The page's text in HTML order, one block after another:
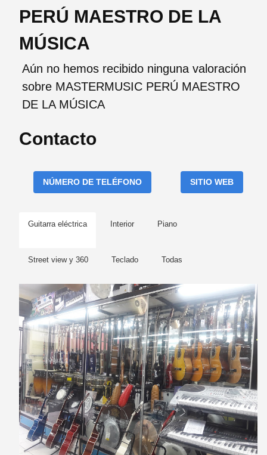
PERÚ MAESTRO DE LA
MÚSICA
Aún no hemos recibido ninguna valoración
sobre MASTERMUSIC PERÚ MAESTRO
DE LA MÚSICA
Contacto
NÚMERO DE TELÉFONO SITIO WEB
Guitarra eléctrica Interior Piano
Street view y 360 Teclado Todas